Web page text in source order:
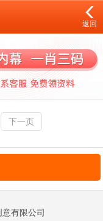
返回
下一页
有限公司